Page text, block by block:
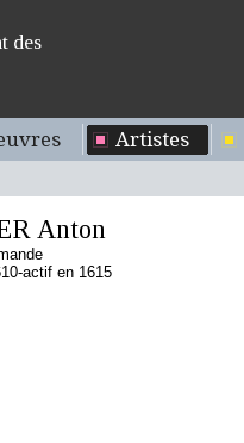
des
Artistes
Anton
actif en 1615